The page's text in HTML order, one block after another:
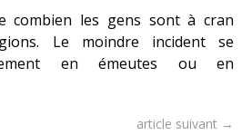
combien les gens sont à cran
Le moindre incident se
en émeutes ou en
article suivant →